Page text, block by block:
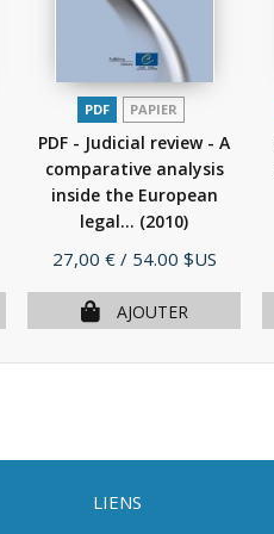
PDF PAPIER
PDF - Judicial review - A
comparative analysis
inside the European
legal... (2010)
Prix
27,00 € / 54.00 $US
AJOUTER
LIENS